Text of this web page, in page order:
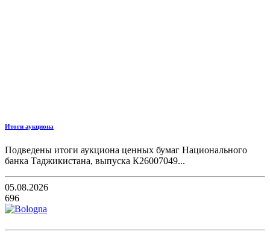
Итоги аукциона
Подведены итоги аукциона ценных бумаг Национального
банка Таджикистана, выпуска К26007049...
05.08.2026
696